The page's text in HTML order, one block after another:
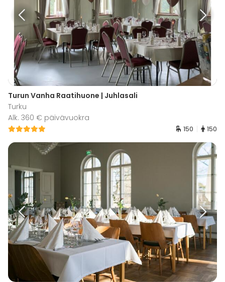
Turun Vanha Raatihuone | Juhlasali
Turku
Alk. 360 € päivävuokra
150 150